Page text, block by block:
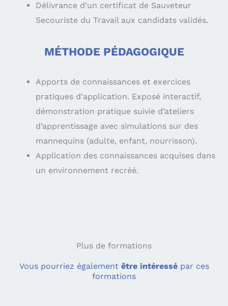
Délivrance d’un certificat de Sauveteur
Secouriste du Travail aux candidats validés.
MÉTHODE PÉDAGOGIQUE
Apports de connaissances et exercices
pratiques d'application. Exposé interactif,
démonstration pratique suivie d’ateliers
d’apprentissage avec simulations sur des
mannequins (adulte, enfant, nourrisson).
Application des connaissances acquises dans
un environnement recréé.
Plus de formations
Vous pourriez également être intéressé par ces
formations